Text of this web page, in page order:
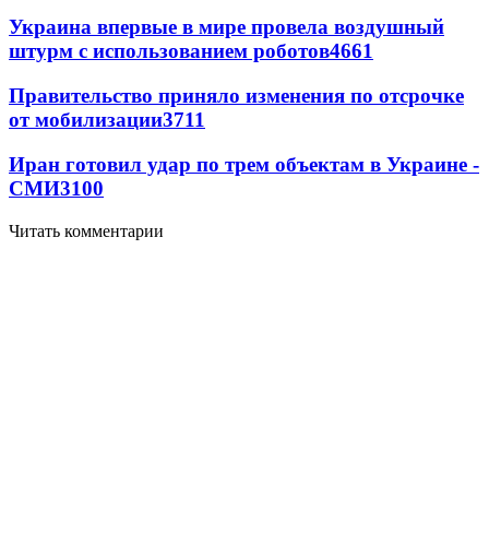
Украина впервые в мире провела воздушный
штурм с использованием роботов4661
Правительство приняло изменения по отсрочке
от мобилизации3711
Иран готовил удар по трем объектам в Украине -
СМИ3100
Читать комментарии